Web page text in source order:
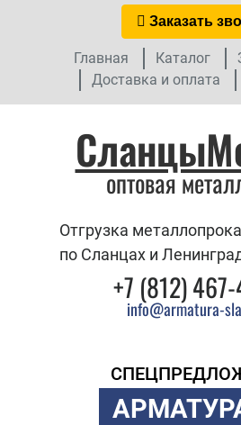
Заказать
Главная Каталог
Доставка и оплата
оптовая
Отгрузка
по Сланцах и
+7 (812)
info@armatura-